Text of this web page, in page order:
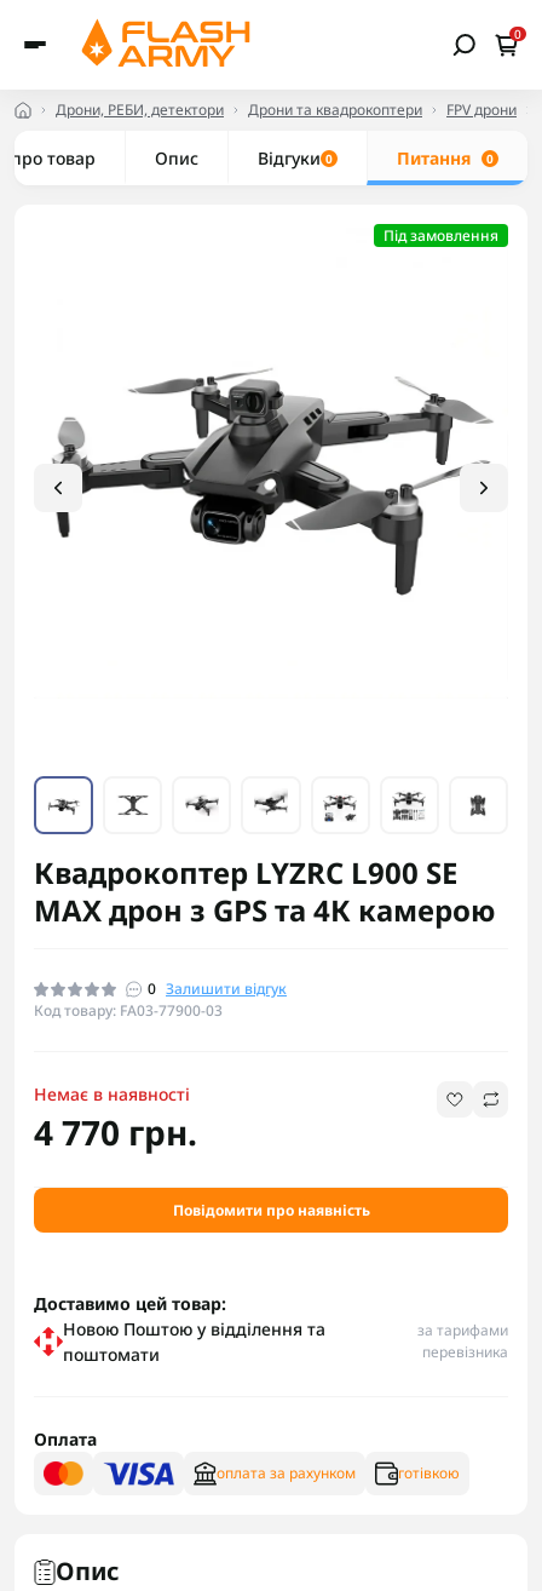
0
Дрони, РЕБИ, детектори Дрони та квадрокоптери FPV дрони
про товар Опис Відгуки 0 Питання 0
Під замовлення
Квадрокоптер LYZRC L900 SE
MAX дрон з GPS та 4К камерою
0 Залишити відгук
Код товару: FA03-77900-03
Немає в наявності
4 770 грн.
Повідомити про наявність
Доставимо цей товар:
Новою Поштою у відділення та
поштомати
за тарифами
перевізника
Оплата
оплата за рахунком готівкою
Опис